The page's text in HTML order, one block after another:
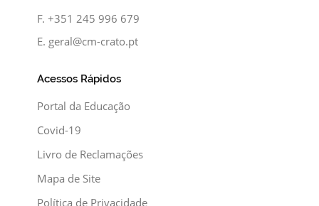
F.+351 245 996 679
E. geral@cm-crato.pt
Acessos Rápidos
Portal da Educação
Covid-19
Livro de Reclamações
Mapa de Site
Política de Privacidade